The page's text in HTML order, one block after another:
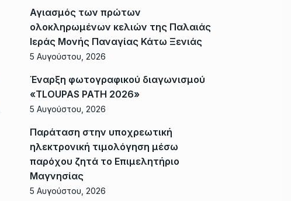
Αγιασμός των πρώτων
ολοκληρωμένων κελιών της Παλαιάς
Ιεράς Μονής Παναγίας Κάτω Ξενιάς
5 Αυγούστου, 2026
Έναρξη φωτογραφικού διαγωνισμού
«TLOUPAS PATH 2026»
5 Αυγούστου, 2026
Παράταση στην υποχρεωτική
ηλεκτρονική τιμολόγηση μέσω
παρόχου ζητά το Επιμελητήριο
Μαγνησίας
5 Αυγούστου, 2026